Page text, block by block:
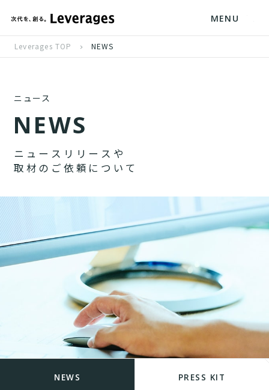
MENU
Leverages TOP NEWS
ニュース
NEWS
ニ ュ ー ス リ リ ー ス や
取 材 の ご 依 頼 に つ い て
NEWS PRESS KIT